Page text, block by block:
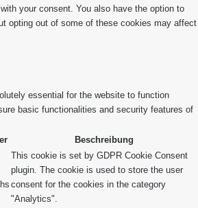
your consent. You also have the option to
opting out of some of these cookies may affect
essential for the website to function
basic functionalities and security features of
Beschreibung
This cookie is set by GDPR Cookie Consent
plugin. The cookie is used to store the user
consent for the cookies in the category
"Analytics".